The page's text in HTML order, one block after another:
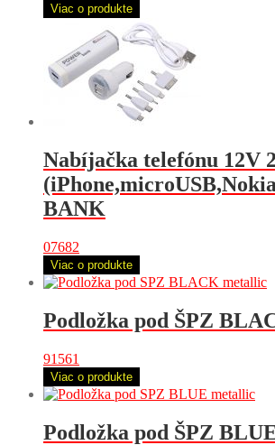
Viac o produkte
Nabíjačka telefónu 12V
BANK
07682
Viac o produkte
Podložka pod ŠPZ
91561
Viac o produkte
Podložka pod ŠPZ